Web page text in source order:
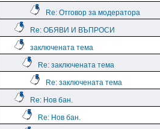
Re: Отговор за модератора
Re: ОБЯВИ И ВЪПРОСИ
заключената тема
Re: заключената тема
Re: заключената тема
Re: Нов бан.
Re: Нов бан.